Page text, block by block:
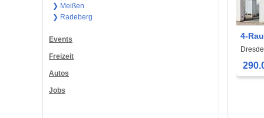
❯ Meißen
❯ Radeberg
Events
Freizeit
Autos
Jobs
4-